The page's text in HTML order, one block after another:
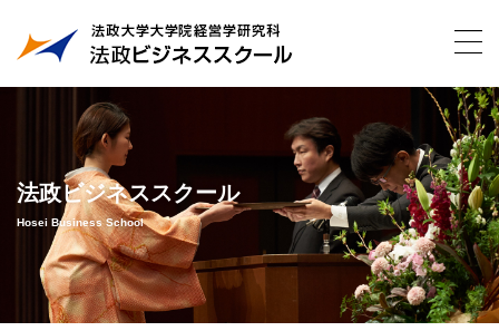
法政ビジネススクール
Hosei Business School